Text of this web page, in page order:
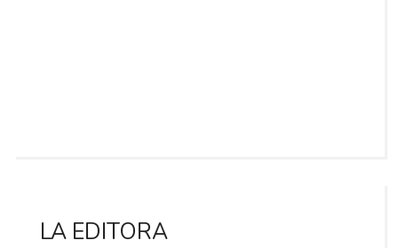
LA EDITORA